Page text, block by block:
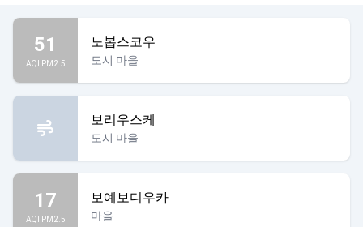
51
AQI PM2.5
노봅스코우
도시 마을
보리우스케
도시 마을
17
AQI PM2.5
보예보디우카
마을